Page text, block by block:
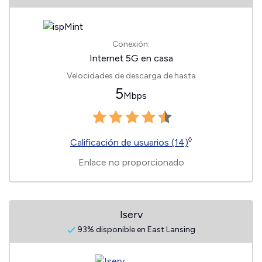
Conexión:
Internet 5G en casa
Velocidades de descarga de hasta
5Mbps
Calificación de usuarios (14)◊
Enlace no proporcionado
Iserv
93% disponible en East Lansing